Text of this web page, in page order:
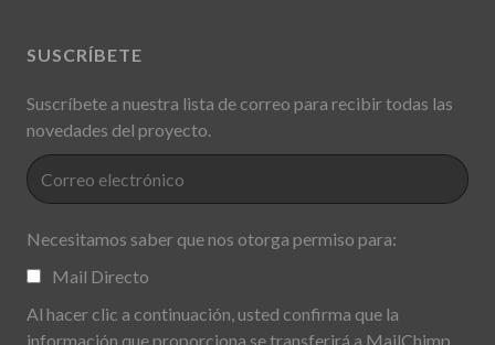
SUSCRÍBETE
Suscríbete a nuestra lista de correo para recibir todas las
novedades del proyecto.
Necesitamos saber que nos otorga permiso para:
Mail Directo
Al hacer clic a continuación, usted confirma que la
información que proporciona se transferirá a MailChimp